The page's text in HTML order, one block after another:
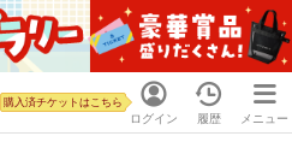
ログイン
購入済チケットはこちら
履歴 メニュー